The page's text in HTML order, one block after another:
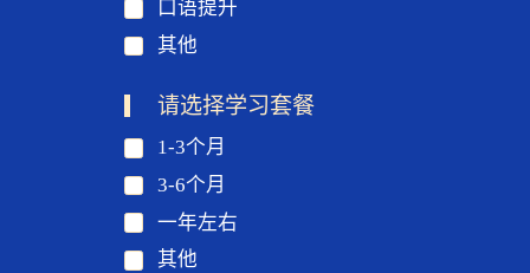
口语提升
其他
请选择学习套餐
1-3个月
3-6个月
一年左右
其他